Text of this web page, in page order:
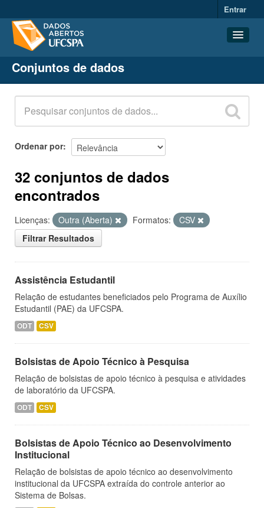
Entrar
Conjuntos de dados
Organizações
Grupos
Sobre
Conjuntos de dados
Ordenar por
32 conjuntos de dados
encontrados
Licenças: Outra (Aberta) Formatos:
CSV
Filtrar Resultados
Assistência Estudantil
Relação de estudantes beneficiados pelo Programa de Auxílio
Estudantil (PAE) da UFCSPA.
ODT CSV
Bolsistas de Apoio Técnico à Pesquisa
Relação de bolsistas de apoio técnico à pesquisa e atividades
de laboratório da UFCSPA.
ODT CSV
Bolsistas de Apoio Técnico ao Desenvolvimento
Institucional
Relação de bolsistas de apoio técnico ao desenvolvimento
institucional da UFCSPA extraída do controle anterior ao
Sistema de Bolsas.